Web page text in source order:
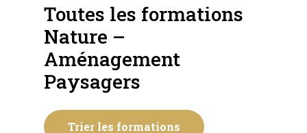
Toutes les formations
Nature –
Aménagement
Paysagers
Trier les formations